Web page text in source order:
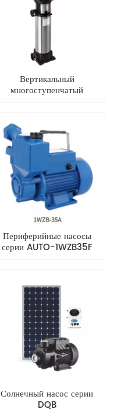
Вертикальный
многоступенчатый
Периферийные насосы
серии AUTO-1WZB35F
Солнечный насос серии
DQB